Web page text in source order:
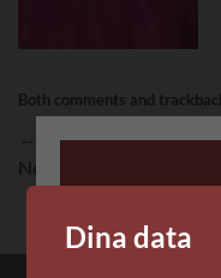
Both comments and
←
Previous
Next
Dina data